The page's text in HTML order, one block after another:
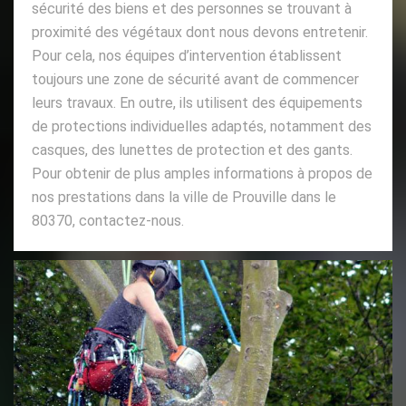
sécurité des biens et des personnes se trouvant à
proximité des végétaux dont nous devons entretenir.
Pour cela, nos équipes d’intervention établissent
toujours une zone de sécurité avant de commencer
leurs travaux. En outre, ils utilisent des équipements
de protections individuelles adaptés, notamment des
casques, des lunettes de protection et des gants.
Pour obtenir de plus amples informations à propos de
nos prestations dans la ville de Prouville dans le
80370, contactez-nous.